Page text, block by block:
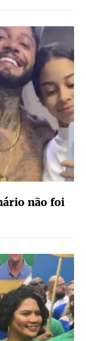
não foi